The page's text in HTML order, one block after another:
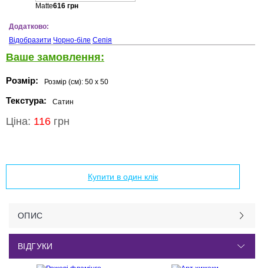
Matte616грн
Додатково:
Відобразити Чорно-біле Сепія
Ваше замовлення:
Розмір: Розмір (см): 50 x 50
Текстура: Сатин
Ціна: 116 грн
Купити в один клік
ОПИС
ВІДГУКИ